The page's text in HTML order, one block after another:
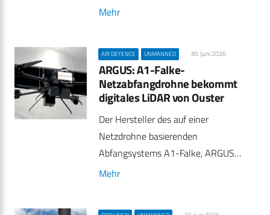
Mehr
AIR DEFENCE UNMANNED 30. Juni 2026
ARGUS: A1-Falke-
Netzabfangdrohne bekommt
digitales LiDAR von Ouster
Der Hersteller des auf einer
Netzdrohne basierenden
Abfangsystems A1-Falke, ARGUS…
Mehr